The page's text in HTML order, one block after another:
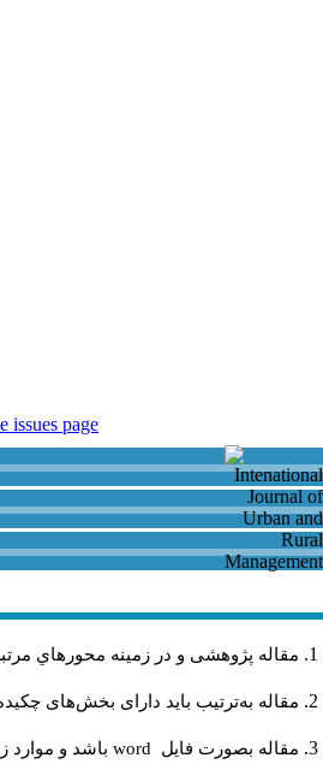
issues page
مقاله پژوهشی و در زمینه محورهاي
مقاله به‌ترتیب باید دارای بخش‌های
مقاله بصورت فايل word باشد و موارد